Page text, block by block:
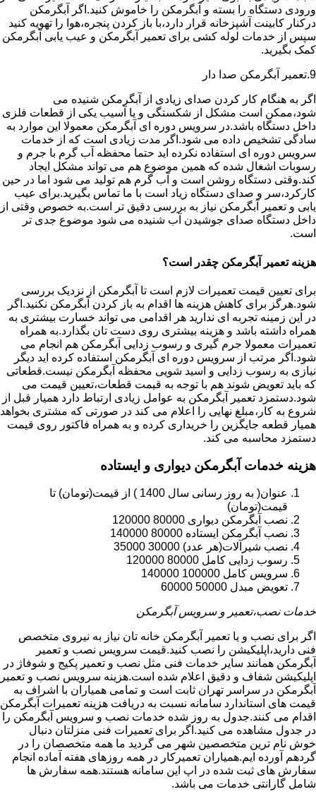
ورودی دستگاه را بسته و آبگرمکن را خاموش کنید.اگر آبگرمکن
درکنار کابینت آشپزخانه قرار دارد،با باز کردن پنجره،هوا را تهویه کنید
سپس از خدمات لوله کشی برای تعمیر آبگرمکن و عیب یابی آبگرمکن
کمک بگیرید.
9.تعمیر آبگرمکن صدا دار
اگر به هنگام کار کردن صدای زیادی از آبگرمکن شنیده می
شود،ممکن است مشکل از شکستگی و یا آسیب یکی از قطعات فلزی
داخل دستگاه باشد.در سرویس دوره ای آبگرمکن معمولا این موارد به
سادگی تشخیص داده می شود.اگر مدت زیادی است که از خدمات
سرویس دوره ای استفاده نکرده اید حتما محفظه آب گرم با جرم و
رسوبات اشغال شده که همین موضوع هم می تواند مشکل ایجاد
کند.وقتی دستگاه روشن است و آب گرم هم تولید می شود اما در حین
کارکرد،سر و صدای دستگاه زیاد است با ما تماس بگیرید.برای عیب
یابی و تعمیر آبگرمکن نیاز به بررسی دقیق تر است.به خصوص وقتی از
داخل دستگاه صدای جوشیدن آب شنیده می شود موضوع جدی تر
است.
هزینه تعمیر آبگرمکن چقدر است؟
برای تعیین قیمت تعمیرات لازم است تا آبگرمکن از نزدیک بررسی
شود.هرگز برای کاهش هزینه ها اقدام به باز کردن آبگرمکن نکنید.اگر
در این زمینه تجربه ای ندارید هر اقدامی می تواند خسارت بیشتری به
همراه داشته باشد و هزینه بیشتری روی دست تان بگذارد.به همراه
تعمیرات معمولا جرم گیری و رسوب زدایی آبگرمکن هم انجام می
شود.اگر مرتب از سرویس دوره ای آبگرمکن استفاده کرده اید دیگر
نیازی به رسوب زدایی و اسید شویی محفظه آبگرمکن نیست.قطعاتی
که باید تعویض شوند هم با توجه به قیمت قطعات،تعیین قیمت می
شود.دستمزد تعمیر آبگرمکن به عوامل زیادی ارتباط دارد همیار قبل از
شروع به کار،مبلغ نهایی را اعلام می کند در صورتی که مشتری بخواهد
همیار قطعه جایگزین را خریداری کرده و به همراه فاکتور روی قیمت
دستمزد محاسبه می کند.
هزینه خدمات آبگرمکن دیواری و ایستاده
عنوان( به روز رسانی سال 1400 ) از قیمت(تومان) تا
قیمت(تومان)
نصب آبگرمکن دیواری 80000 120000
نصب آبگرمکن ایستاده 80000 140000
نصب شیرآلات(هر عدد) 30000 35000
رسوب زدایی کامل 80000 120000
سرویس کامل 100000 140000
تعویض مبدل 50000 60000
خدمات نصب،تعمیر و سرویس آبگرمکن
اگر برای نصب و یا تعمیر آبگرمکن خانه تان نیاز به نیروی متخصص
فنی دارید،اپلیکیشن را نصب کنید.قیمت سرویس نصب و تعمیر
آبگرمکن همانند سایر خدمات فنی مثل نصب و تعمیر پکیج و شوفاژ در
اپلیکیشن شفاف و دقیق اعلام شده است.هزینه سرویس نصب و تعمیر
آبگرمکن در سراسر تهران ثابت است و تمامی همیاران با اشراف به
قیمت های استاندارد سامانه نسبت به دریافت هزینه تعمیرات آبگرمکن
اقدام می کنند.جدول به روز شده خدمات نصب و سرویس آبگرمکن را
در جدول مشاهده می کنید.اگر برای تعمیرات فنی منزلتان دنبال
خوش نام ترین متخصصین شهر می گردید ما همه متخصصان را در
گردهم آورده ایم.همیاران تعمیرکار در همه روزهای هفته آماده انجام
سفارش های ثبت شده در اپ این سامانه هستند.همه سفارش ها
شامل گارانتی خدمات می باشد.